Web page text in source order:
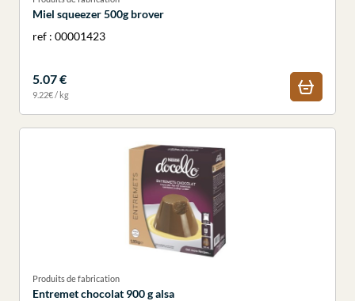
Miel squeezer 500g brover
ref : 00001423
5.07 €
9.22€ / kg
Produits de fabrication
Entremet chocolat 900 g alsa